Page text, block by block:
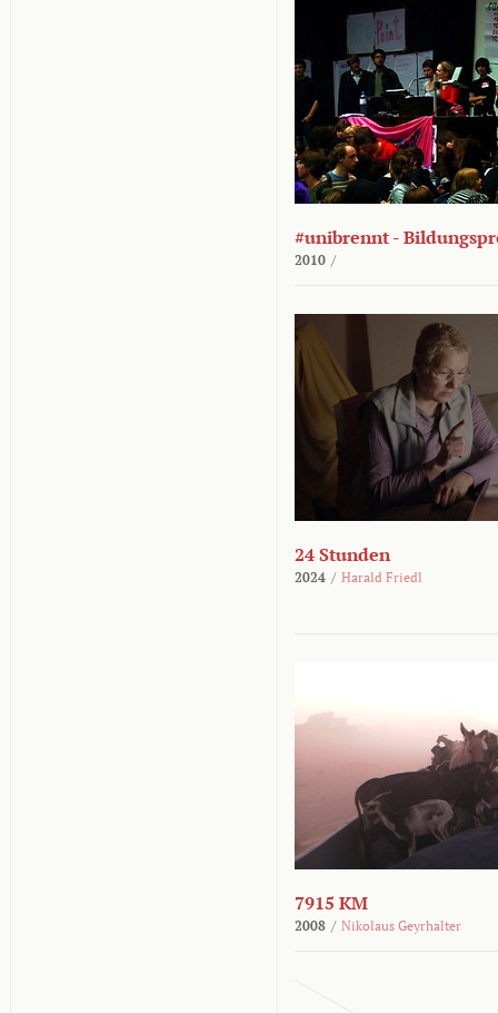
#unibrennt -
2010 /
24 Stunden
2024 / Harald Friedl
7915 KM
2008 / Nikolaus Geyrhalter